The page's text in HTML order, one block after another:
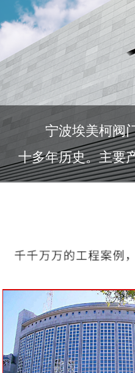
宁波埃美柯阀门
十多年历史。主要